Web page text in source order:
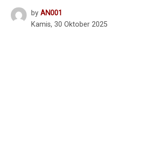
by AN001
Kamis, 30 Oktober 2025